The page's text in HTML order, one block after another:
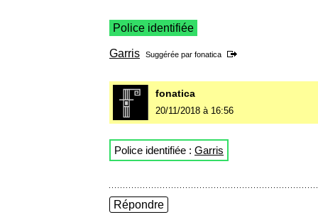
Police identifiée
Garris Suggérée par fonatica
fonatica
20/11/2018 à 16:56
Police identifiée : Garris
Répondre